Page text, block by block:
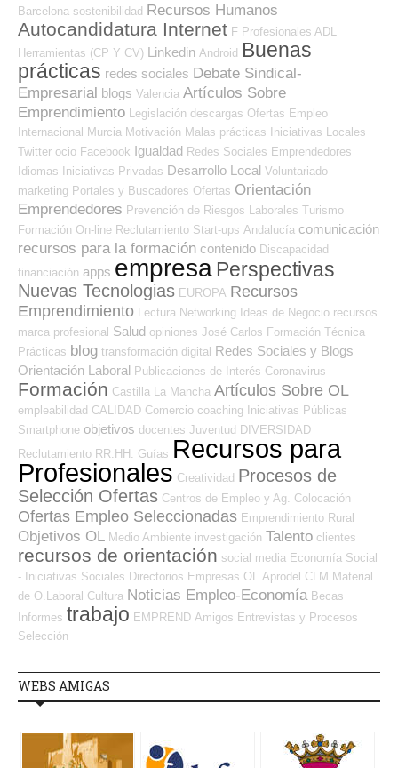
Barcelona sostenibilidad Recursos Humanos
Autocandidatura Internet F Profesionales ADL
Herramientas (CP Y CV) Linkedin Android Buenas
prácticas redes sociales Debate Sindical-
Empresarial blogs Valencia Artículos Sobre
Emprendimiento Legislación descargas Ofertas Empleo
Internacional Murcia Motivación Malas prácticas Iniciativas Locales
Twitter ocio Facebook Igualdad Redes Sociales Emprendedores
Idiomas Iniciativas Privadas Desarrollo Local Voluntariado
marketing Portales y Buscadores Ofertas Orientación
Emprendedores Prevención de Riesgos Laborales Turismo
Formación On-line Reclutamiento Start-ups Andalucía comunicación
recursos para la formación contenido Discapacidad
financiación apps empresa Perspectivas
Nuevas Tecnologias EUROPA Recursos
Emprendimiento Lectura Networking Ideas de Negocio recursos
marca profesional Salud opiniones José Carlos Formación Técnica
Prácticas blog transformación digital Redes Sociales y Blogs
Orientación Laboral Publicaciones de Interés Coronavirus
Formación Castilla La Mancha Artículos Sobre OL
empleabilidad CALIDAD Comercio coaching Iniciativas Públicas
Smartphone objetivos docentes Juventud DIVERSIDAD
Reclutamiento RR.HH.
Guías Recursos para
Profesionales Creatividad Procesos de
Selección Ofertas Centros de Empleo y Ag. Colocación
Ofertas Empleo Seleccionadas Emprendimiento Rural
Objetivos OL Medio Ambiente investigación Talento clientes
recursos de orientación social media Economía Social
- Iniciativas Sociales Directorios Empresas OL Aprodel CLM Material
de O.Laboral Cultura Noticias Empleo-Economía Becas
Informes trabajo EMPREND Amigos Entrevistas y Procesos
Selección
WEBS AMIGAS